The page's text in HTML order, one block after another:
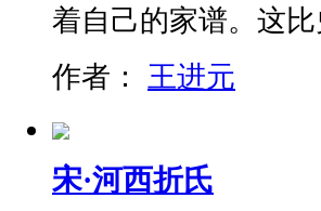
着自己的家谱。这
作者： 王进元
宋·河西折氏